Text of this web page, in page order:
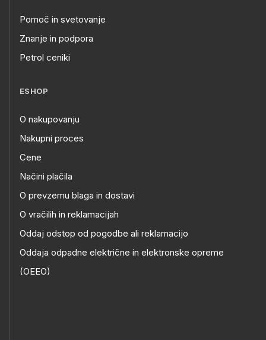
Pomoč in svetovanje
Znanje in podpora
Petrol ceniki
ESHOP
O nakupovanju
Nakupni proces
Cene
Načini plačila
O prevzemu blaga in dostavi
O vračilih in reklamacijah
Oddaj odstop od pogodbe ali reklamacijo
Oddaja odpadne električne in elektronske opreme
(OEEO)